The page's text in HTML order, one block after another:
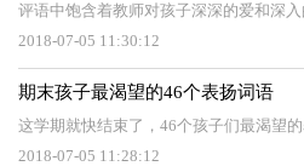
评语中饱含着教师对孩子深深的爱和深
2018-07-05 11:30:12
期末孩子最渴望的46个表扬词语
这学期就快结束了，46个孩子们最渴望
2018-07-05 11:28:12